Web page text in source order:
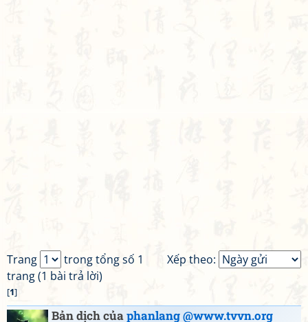
Xếp theo:
Trang
trong tổng số 1
trang (1 bài trả lời)
[1]
Bản dịch củaphanlang @www.tvvn.org